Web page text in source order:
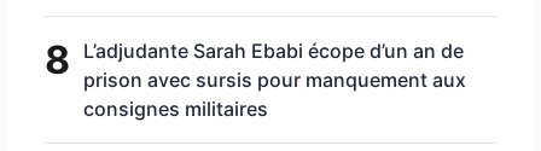
8
L’adjudante Sarah Ebabi écope d’un an de
prison avec sursis pour manquement aux
consignes militaires